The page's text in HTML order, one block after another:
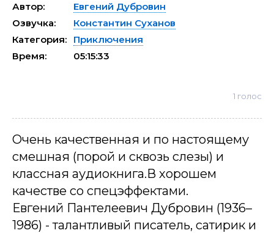
Автор:
Евгений Дубровин
Озвучка:
Константин Суханов
Категория:
Приключения
Время:
05:15:33
1 голос
Очень качественная и по настоящему
смешная (порой и сквозь слезы) и
классная аудиокнига.В хорошем
качестве со спецэффектами.
Евгений Пантелеевич Дубровин (1936–
1986) - талантливый писатель, сатирик и